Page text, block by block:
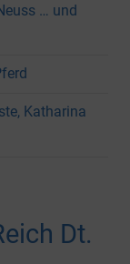
… und
Katharina
Dt.